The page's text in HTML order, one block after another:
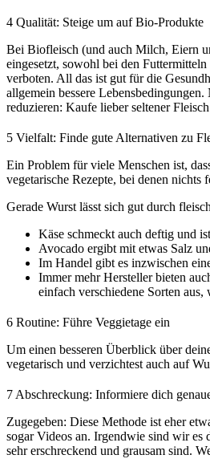
4 Qualität: Steige um auf Bio-Produkte
Bei Biofleisch (und auch Milch, Eiern
eingesetzt, sowohl bei den
verboten. All das ist gut für die
allgemein bessere
reduzieren: Kaufe lieber seltener
5 Vielfalt: Finde gute Alternativen zu
Ein Problem für viele Menschen ist,
vegetarische Rezepte, bei denen
Gerade Wurst lässt sich gut durch
Käse schmeckt auch deftig und
Avocado ergibt mit etwas Salz
Im Handel gibt es inzwischen
Immer mehr Hersteller bieten
einfach verschiedene Sorten
6 Routine: Führe Veggietage ein
Um einen besseren Überblick über
vegetarisch und verzichtest auch auf
7 Abschreckung: Informiere dich
Zugegeben: Diese Methode ist eher
sogar Videos an. Irgendwie sind wir es
sehr erschreckend und grausam sind.